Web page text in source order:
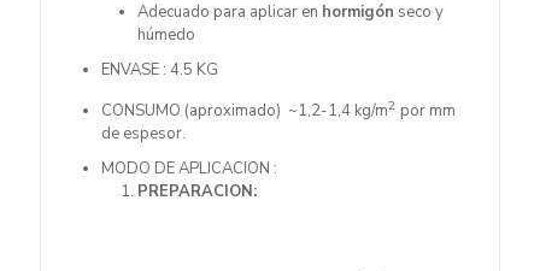
Adecuado para aplicar en hormigón seco y
húmedo
ENVASE : 4.5 KG
CONSUMO (aproximado) ~1,2-1,4 kg/m2 por mm
de espesor.
MODO DE APLICACION :
PREPARACION: